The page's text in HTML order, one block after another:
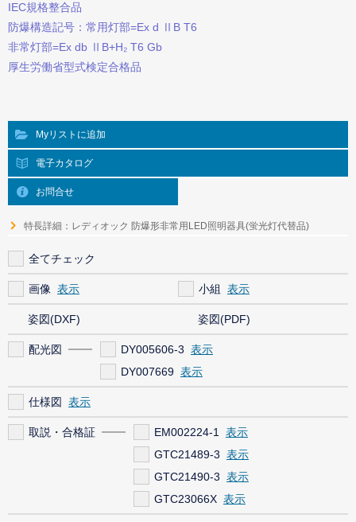
IEC規格整合品
防爆構造記号：常用灯部=Ex d ⅡB T6
非常灯部=Ex db ⅡB+H₂ T6 Gb
厚生労働省型式検定合格品
Myリストに追加
電子カタログ
お問合せ
特長詳細：レディオック 防爆形非常用LED照明器具(蛍光灯代替品)
全てチェック
画像 小組
姿図(DXF) 姿図(PDF)
配光図
DY005606-3
DY007669
仕様図
取説・合格証
EM002224-1
GTC21489-3
GTC21490-3
GTC23066X